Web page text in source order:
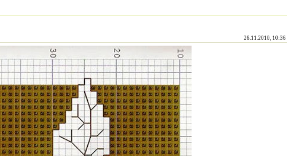
26.11.2010, 10:36